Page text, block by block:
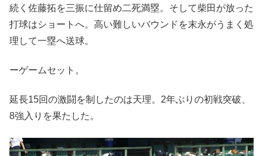
続く佐藤拓を三振に仕留め二死満塁。そして柴田が放った
打球はショートへ。高い難しいバウンドを末永がうまく処
理して一塁へ送球。
ーゲームセット。
延長15回の激闘を制したのは天理。2年ぶりの初戦突破、
8強入りを果たした。